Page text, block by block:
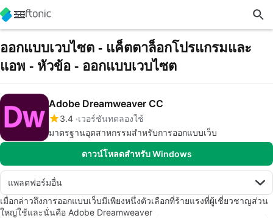
ออกแบบเวบไซต - แค็ตตาล็อกโปรแกรมและ
แอพ - หัวข้อ - ออกแบบเวบไซต
Adobe Dreamweaver CC
3.4 เวอร์ชันทดลองใช้
มาตรฐานอุตสาหกรรมสำหรับการออกแบบเว็บ
ดาวน์โหลดสำหรับ Windows
แพลตฟอร์มอื่น
เมื่อกล่าวถึงการออกแบบเว็บมีเพียงหนึ่งตัวเลือกที่ร้ายแรงที่ผู้เชี่ยวชาญส่วน
ใหญ่ใช้และนั่นคือ Adobe Dreamweaver